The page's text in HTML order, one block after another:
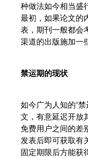
种做法如今相当盛
最初，如果论文的
表，期刊一般都会
渠道的出版施加一
禁运期的现状
如今广为人知的“
文，有意延迟开放
免费用户之间的差
发表后即可获取有
固定期限后方能获